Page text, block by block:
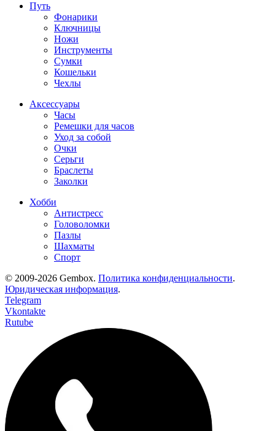
Путь
Фонарики
Ключницы
Ножи
Инструменты
Сумки
Кошельки
Чехлы
Аксессуары
Часы
Ремешки для часов
Уход за собой
Очки
Серьги
Браслеты
Заколки
Хобби
Антистресс
Головоломки
Пазлы
Шахматы
Спорт
© 2009-2026 Gembox. Политика конфиденциальности.
Юридическая информация.
Telegram
Vkontakte
Rutube